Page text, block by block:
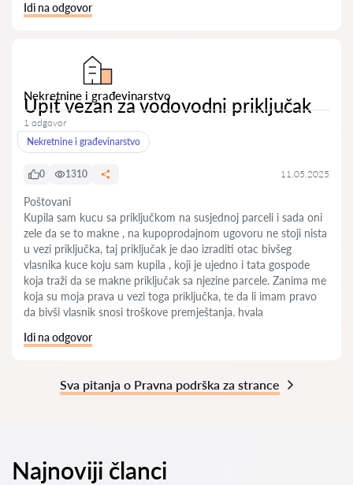
Idi na odgovor
Nekretnine i građevinarstvo
Upit vezan za vodovodni priključak
1 odgovor
Nekretnine i građevinarstvo
0 1310 11.05.2025
Poštovani
Kupila sam kucu sa priključkom na susjednoj parceli i sada oni
zele da se to makne , na kupoprodajnom ugovoru ne stoji nista
u vezi priključka, taj priključak je dao izraditi otac bivšeg
vlasnika kuce koju sam kupila , koji je ujedno i tata gospode
koja traži da se makne priključak sa njezine parcele. Zanima me
koja su moja prava u vezi toga priključka, te da li imam pravo
da bivši vlasnik snosi troškove premještanja. hvala
Idi na odgovor
Sva pitanja o Pravna podrška za strance
Najnoviji članci